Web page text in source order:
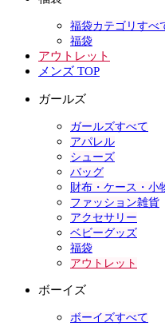
福袋カテゴリすべ
福袋
アウトレット
メンズ TOP
ガールズ
ガールズすべて
アパレル
シューズ
バッグ
財布・ケース・小
ファッション雑貨
アクセサリー
ベビーグッズ
福袋
アウトレット
ボーイズ
ボーイズすべて